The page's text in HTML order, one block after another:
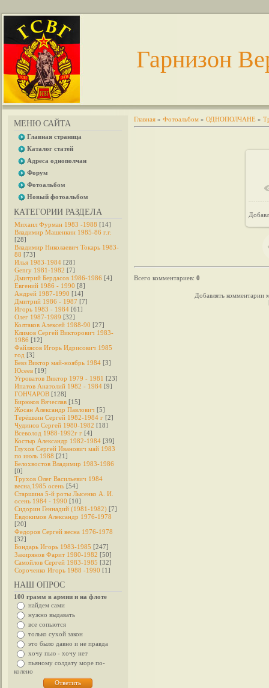
Гарнизон
МЕНЮ САЙТА
Главная страница
Каталог статей
Адреса однополчан
Форум
Фотоальбом
Новый фотоальбом
КАТЕГОРИИ РАЗДЕЛА
Михаил Фурман 1983 -1988 [14]
Владимир Машенкин 1985-86 г.г.
[28]
Владимир Николаевич Токарь 1983-
88 [73]
Илья 1983-1984 [28]
Genry 1981-1982 [7]
Дмитрий Бердасов 1986-1986 [4]
Евгений 1986 - 1990 [8]
Андрей 1987-1990 [14]
Дмитрий 1986 - 1987 [7]
Игорь 1983 - 1984 [61]
Олег 1987-1989 [32]
Колтаков Алексей 1988-90 [27]
Климов Сергей Викторович 1983-
1986 [12]
Файлясов Игорь Идрисович 1985
год [3]
Бевз Виктор май-ноябрь 1984 [3]
Юсеев [19]
Угроватов Виктор 1979 - 1981 [23]
Ипатов Анатолий 1982 - 1984 [9]
ГОНЧАРОВ [128]
Бирюков Вячеслав [15]
Жосан Александр Павлович [5]
Терёшкин Сергей 1982-1984 г [2]
Чудинов Сергей 1980-1982 [18]
Всеволод 1988-1992г г [4]
Костыр Александр 1982-1984 [39]
Глухов Сергей Иванович май 1983
по июль 1988 [21]
Белохвостов Владимир 1983-1986
[0]
Трухов Олег Васильевич 1984
весна,1985 осень [54]
Старшина 5-й роты Лысенко А. И.
осень 1984 - 1990 [10]
Сидорин Геннадий (1981-1982) [7]
Евдокимов Александр 1976-1978
[20]
Федоров Cергей весна 1976-1978
[32]
Бондарь Игорь 1983-1985 [247]
Закирянов Фарит 1980-1982 [50]
Самойлов Сергей 1983-1985 [32]
Сороченко Игорь 1988 -1990 [1]
НАШ ОПРОС
100 грамм в армии и на флоте
найдем сами
нужно выдавать
все сопьются
только сухой закон
это было давно и не правда
хочу пью - хочу нет
пьяному солдату море по-
колено
Главная » Фотоальбом » ОДНОПОЛЧАНЕ »
Всего комментариев: 0
Добавлять комментарии